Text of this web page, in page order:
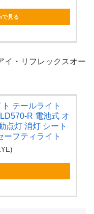
見る
イ・リフレックスオー
テールライト
R 電池式 オ
点灯 消灯 シート
ーフティライト